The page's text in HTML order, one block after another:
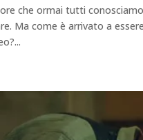
che ormai tutti
Ma come è arrivato a